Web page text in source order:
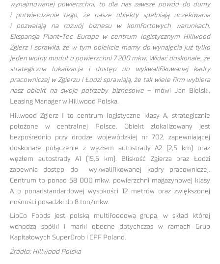
wynajmowanej powierzchni, to dla nas zawsze powód do dumy
i potwierdzenie tego, że nasze obiekty spełniają oczekiwania
i pozwalają na rozwój biznesu w komfortowych warunkach.
Ekspansja Plant-Tec Europe w centrum logistycznym Hillwood
Zgierz I sprawiła, że w tym obiekcie mamy do wynajęcia już tylko
jeden wolny moduł o powierzchni 7 200 mkw. Widać doskonale, że
strategiczna lokalizacja i dostęp do wykwalifikowanej kadry
pracowniczej w Zgierzu i Łodzi sprawiają, że tak wiele firm wybiera
nasz obiekt na swoje potrzeby biznesowe– mówi Jan Bielski,
Leasing Manager w Hillwood Polska.
Hillwood Zgierz I to centrum logistyczne klasy A, strategicznie
położone w centralnej Polsce. Obiekt zlokalizowany jest
bezpośrednio przy drodze wojewódzkiej nr 702, zapewniającej
doskonałe połączenie z węzłem autostrady A2 (2,5 km) oraz
węzłem autostrady A1 (15,5 km). Bliskość Zgierza oraz Łodzi
zapewnia dostęp do wykwalifikowanej kadry pracowniczej.
Centrum to ponad 58 000 mkw. powierzchni magazynowej klasy
A o ponadstandardowej wysokości 12 metrów oraz zwiększonej
nośności posadzki do 8 ton/mkw.
LipCo Foods jest polską multifoodową grupą, w skład której
wchodzą spółki i marki obecne dotychczas w ramach Grup
Kapitałowych SuperDrob i CPF Poland.
Źródło: Hillwood Polska